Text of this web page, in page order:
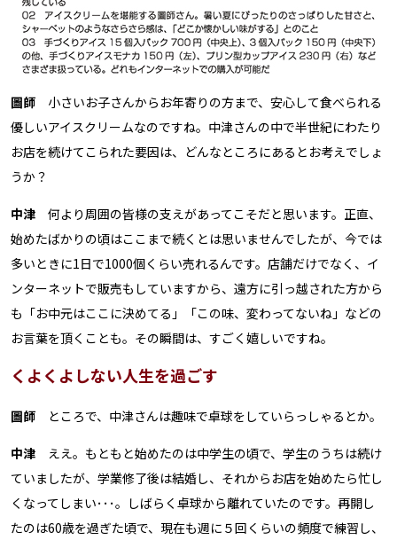
圖師 小さいお子さんからお年寄りの方まで、安心して食べられる
優しいアイスクリームなのですね。中津さんの中で半世紀にわたり
お店を続けてこられた要因は、どんなところにあるとお考えでしょ
うか？
中津 何より周囲の皆様の支えがあってこそだと思います。正直、
始めたばかりの頃はここまで続くとは思いませんでしたが、今では
多いときに1日で1000個くらい売れるんです。店舗だけでなく、イ
ンターネットで販売もしていますから、遠方に引っ越された方から
も「お中元はここに決めてる」「この味、変わってないね」などの
お言葉を頂くことも。その瞬間は、すごく嬉しいですね。
くよくよしない人生を過ごす
圖師 ところで、中津さんは趣味で卓球をしていらっしゃるとか。
中津 ええ。もともと始めたのは中学生の頃で、学生のうちは続け
ていましたが、学業修了後は結婚し、それからお店を始めたら忙し
くなってしまい･･･。しばらく卓球から離れていたのです。再開し
たのは60歳を過ぎた頃で、現在も週に５回くらいの頻度で練習し、